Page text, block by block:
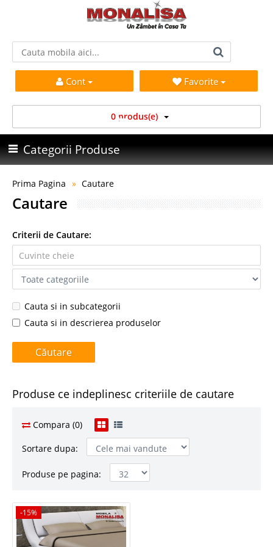
Cont Favorite
0 produs(e)
Categorii Produse
Prima Pagina Cautare
Cautare
Criterii de Cautare:
Cauta si in subcategorii
Cauta si in descrierea produselor
Produse ce indeplinesc criteriile de cautare
Compara (0)
Sortare dupa:
Produse pe pagina:
-15%
-15%